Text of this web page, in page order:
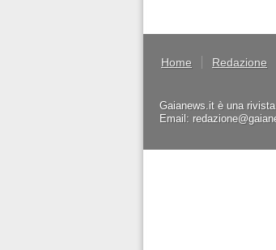
Home Redazione
Gaianews.it è una
Email: